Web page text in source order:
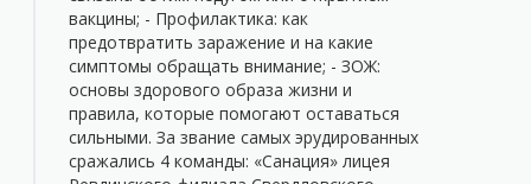
вакцины; - Профилактика: как
предотвратить заражение и на какие
симптомы обращать внимание; - ЗОЖ:
основы здорового образа жизни и
правила, которые помогают оставаться
сильными. За звание самых эрудированных
сражались 4 команды: «Санация» лицея